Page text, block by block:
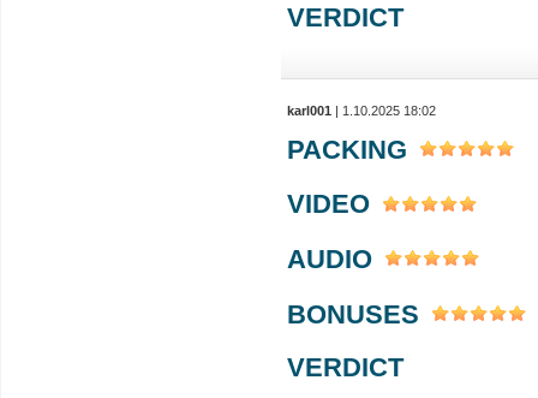
VERDICT
karl001 | 1.10.2025 18:02
PACKING
VIDEO
AUDIO
BONUSES
VERDICT